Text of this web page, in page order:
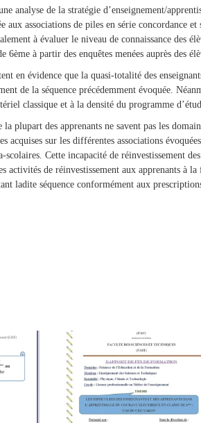
analyse de la stratégie d’enseignement/
aux associations de piles en série concordance
à évaluer le niveau de connaissance des
6ème à partir des enquêtes menées auprès des
en évidence que la quasi-totalité des
de la séquence précédemment évoquée.
classique et à la densité du programme
la plupart des apprenants ne savent pas les
acquises sur les différentes associations
scolaires. Cette incapacité de réinvestissement
activités de réinvestissement aux apprenants à
ladite séquence conformément aux